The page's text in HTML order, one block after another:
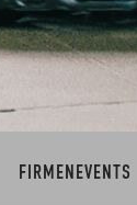
FIRMENEVENTS